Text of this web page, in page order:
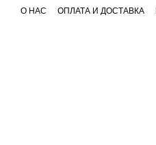
Перейти к основному контенту
О НАС ОПЛАТА И ДОСТАВКА